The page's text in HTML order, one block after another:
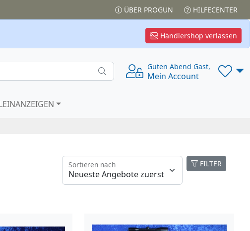
ÜBER PROGUN HILFECENTER
Händlershop verlassen
Guten Abend Gast,
Mein Account
FILTER
Sortieren nach